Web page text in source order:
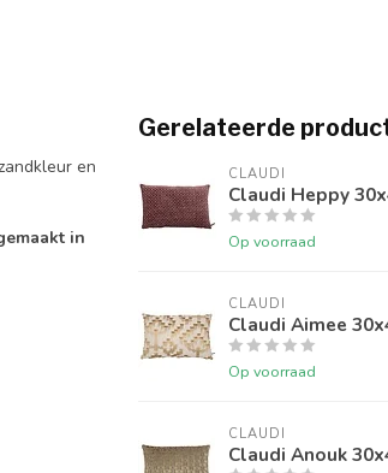
en
in
Gerelateerde
CLAUDI
Claudi Heppy
Op voorraad
CLAUDI
Claudi Aimee
Op voorraad
CLAUDI
Claudi Anouk